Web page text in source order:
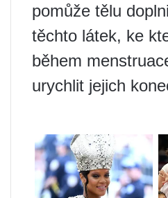
pomůže tělu
těchto látek, ke
během
urychlit jejich